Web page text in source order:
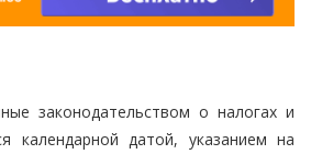
законодательством о налогах и
календарной датой, указанием на